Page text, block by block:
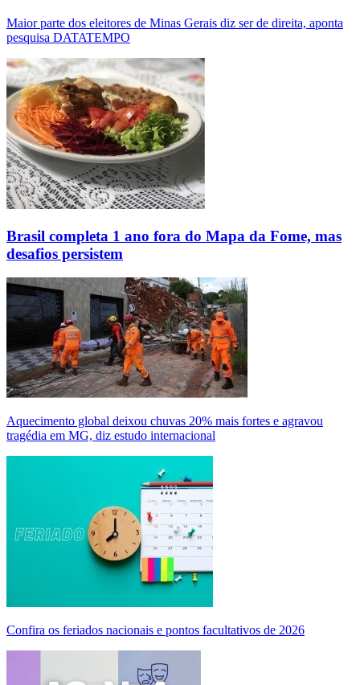
Maior parte dos eleitores de Minas Gerais diz ser de direita, aponta
pesquisa DATATEMPO
Brasil completa 1 ano fora do Mapa da Fome, mas
desafios persistem
Aquecimento global deixou chuvas 20% mais fortes e agravou
tragédia em MG, diz estudo internacional
Confira os feriados nacionais e pontos facultativos de 2026